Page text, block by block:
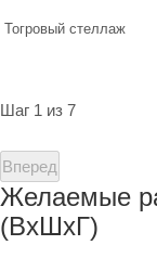
Тогровый стеллаж
Шаг 1 из 7
Вперед
Желаемые
(ВхШхГ)